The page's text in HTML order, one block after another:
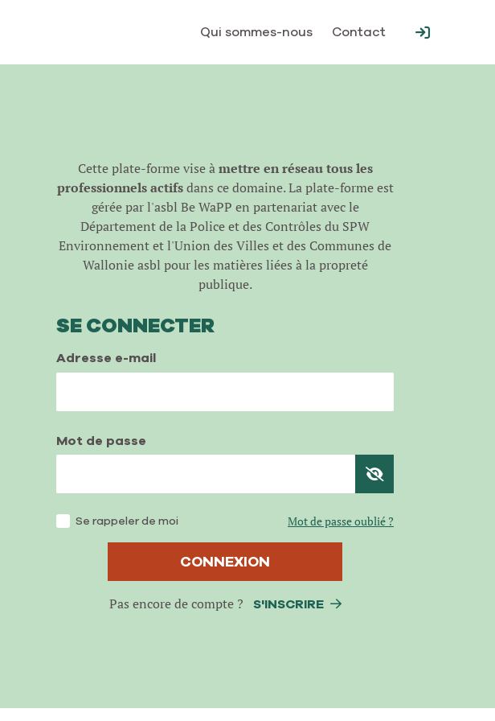
Qui sommes-nous Contact
Cette plate-forme vise àmettre en réseau tous les
professionnels actifsdans ce domaine. La plate-forme est
gérée par l'asbl Be WaPP en partenariat avec le
Département de la Police et des Contrôles du SPW
Environnement et l'Union des Villes et des Communes de
Wallonie asbl pour les matières liées à la propreté
publique.
SE CONNECTER
Adresse e-mail
Mot de passe
Se rappeler de moi Mot de passe oublié ?
CONNEXION
Pas encore de compte ? S'INSCRIRE